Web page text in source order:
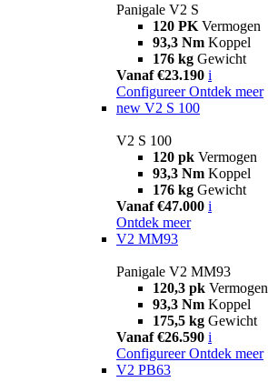
Panigale V2 S
120 PK Vermogen
93,3 Nm Koppel
176 kg Gewicht
Vanaf €23.190 i
Configureer Ontdek meer
new V2 S 100
V2 S 100
120 pk Vermogen
93,3 Nm Koppel
176 kg Gewicht
Vanaf €47.000 i
Ontdek meer
V2 MM93
Panigale V2 MM93
120,3 pk Vermogen
93,3 Nm Koppel
175,5 kg Gewicht
Vanaf €26.590 i
Configureer Ontdek meer
V2 PB63